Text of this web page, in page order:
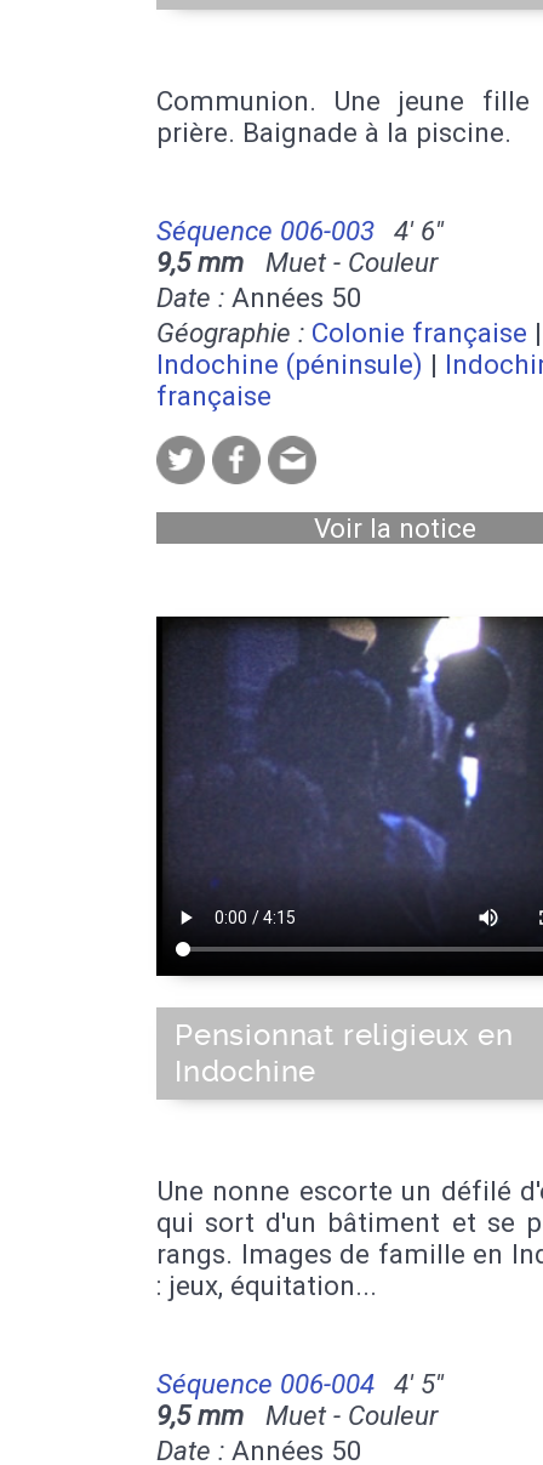
Communion. Une jeune
prière. Baignade à la piscine.
Séquence 006-003
4' 6''
9,5 mm Muet - Couleur
Date : Années 50
Géographie : Colonie française |
Indochine (péninsule) |
française
Voir la notice
Pensionnat religieux en
Indochine
Une nonne escorte un défilé
qui sort d'un bâtiment et se
rangs. Images de famille en
: jeux, équitation...
Séquence 006-004
4' 5''
9,5 mm Muet - Couleur
Date : Années 50